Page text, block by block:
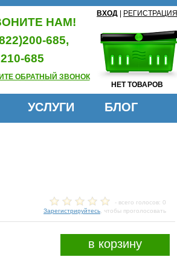
НАМ!
685,
210-685
ОБРАТНЫЙ ЗВОНОК
ВХОД РЕГИСТРАЦИЯ
НЕТ ТОВАРОВ
УСЛУГИ БЛОГ
- всего голосов: 0
Зарегистрируйтесь , чтобы проголосовать
в корзину